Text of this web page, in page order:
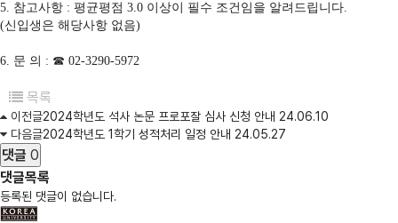
5. 참고사항 : 평균평점 3.0 이상이 필수 조건임을 알려드립니다.
(신입생은 해당사항 없음)
6. 문 의 : ☎ 02-3290-5972
목록
이전글2024학년도 석사 논문 프로포잘 심사 신청 안내 24.06.10
다음글2024학년도 1학기 성적처리 일정 안내 24.05.27
댓글 0
댓글목록
등록된 댓글이 없습니다.